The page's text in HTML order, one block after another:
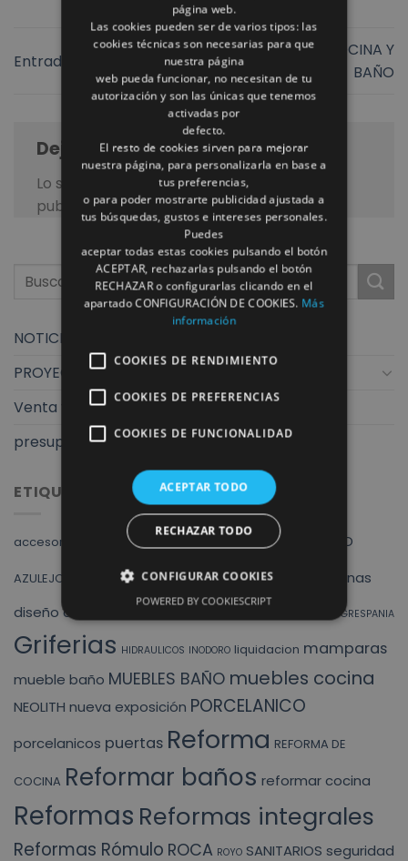
Entrada anterior
REFORMA DE COCINA Y
BAÑO
Deja una respuesta
Lo siento, debes estarconectado
publicar un comentario.
NOTICIAS
PROYECTOS
Venta y exposición
presupuestos finstral
ETIQUETAS
accesorios baño Albacete ALVICARMARIOS AZULEJO
AZULEJOS baño bañoscocina
cocinas
diseño ducha finstral GRESPANIA
Griferias HIDRAULICOS INODORO liquidacion mamparas
mueble baño MUEBLES BAÑO muebles cocina
NEOLITH nueva exposición PORCELANICO
porcelanicos puertas Reforma REFORMA DE
COCINA Reformar baños reformar cocina
Reformas Reformas integrales
Reformas Rómulo ROCA ROYO SANITARIOS seguridad
página web.
Las cookies pueden ser de varios tipos: las
cookies técnicas son necesarias para que
nuestra página
web pueda funcionar, no necesitan de tu
autorización y son las únicas que tenemos
activadas por
defecto.
El resto de cookies sirven para mejorar
nuestra página, para personalizarla en base a
tus preferencias,
o para poder mostrarte publicidad ajustada a
tus búsquedas, gustos e intereses personales.
Puedes
aceptar todas estas cookies pulsando el botón
ACEPTAR, rechazarlas pulsando el botón
RECHAZAR o configurarlas clicando en el
apartado CONFIGURACIÓN DE COOKIES. Más
información
COOKIES DE RENDIMIENTO
COOKIES DE PREFERENCIAS
COOKIES DE FUNCIONALIDAD
ACEPTAR TODO
RECHAZAR TODO
CONFIGURAR COOKIES
POWERED BY COOKIESCRIPT